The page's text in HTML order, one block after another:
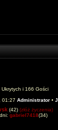
i 166 Gości
01:27 Administrator •
(42) (złóż życzenia)
gabriel7418(34)